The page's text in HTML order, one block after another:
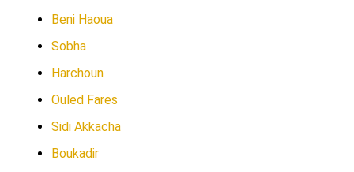
Beni Haoua
Sobha
Harchoun
Ouled Fares
Sidi Akkacha
Boukadir